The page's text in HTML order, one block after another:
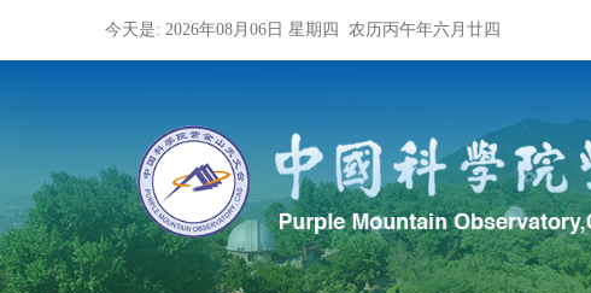
今天是: 2026年08月06日 星期四 农历丙午年六月廿四